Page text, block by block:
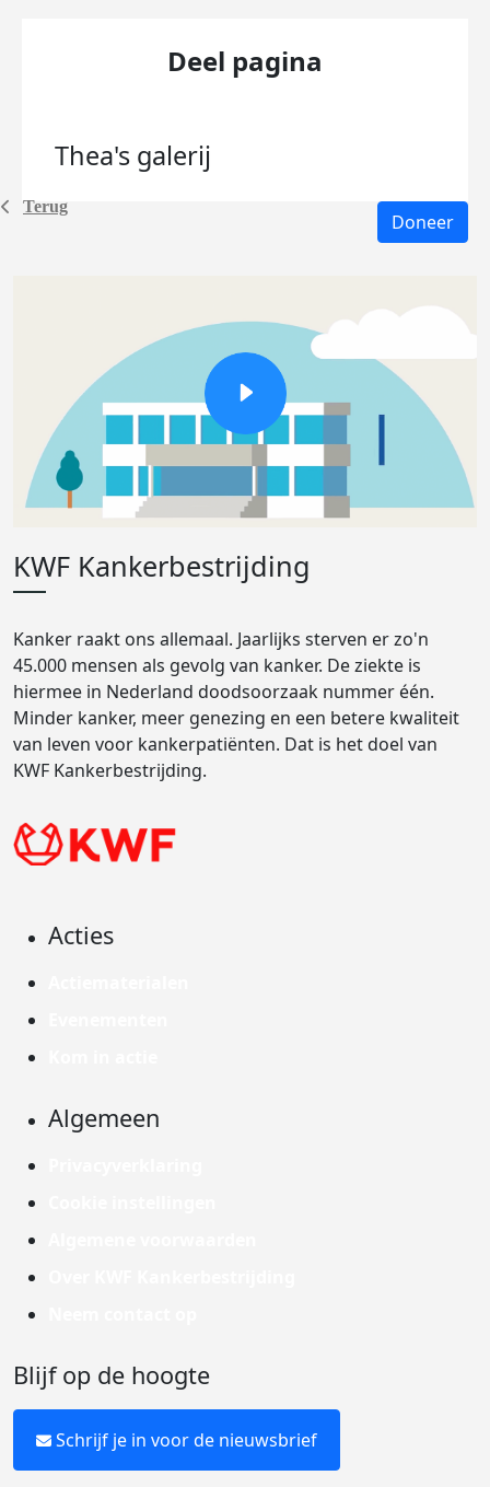
Terug
Deel pagina
Thea's galerij
Doneer
KWF Kankerbestrijding
Kanker raakt ons allemaal. Jaarlijks sterven er zo'n
45.000 mensen als gevolg van kanker. De ziekte is
hiermee in Nederland doodsoorzaak nummer één.
Minder kanker, meer genezing en een betere kwaliteit
van leven voor kankerpatiënten. Dat is het doel van
KWF Kankerbestrijding.
Acties
Algemeen
Blijf op de hoogte
Schrijf je in voor de nieuwsbrief